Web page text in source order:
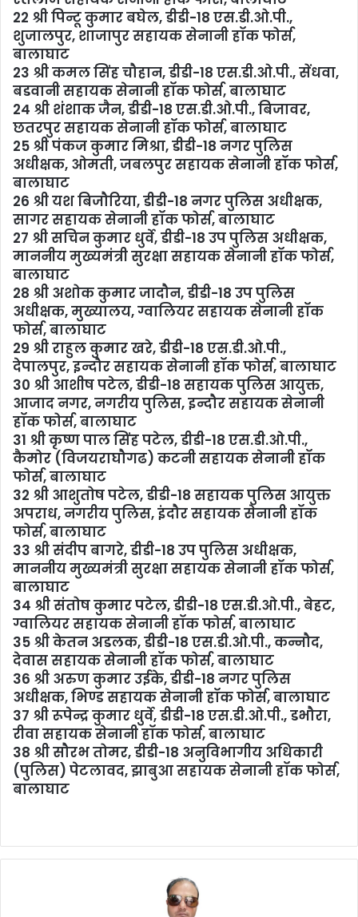
22 श्री पिन्टू कुमार बघेल, डीडी-18 एस.डी.ओ.पी.,
शुजालपुर, शाजापुर सहायक सेनानी हॉक फोर्स,
बालाघाट
23 श्री कमल सिंह चौहान, डीडी-18 एस.डी.ओ.पी., सेंधवा,
बडवानी सहायक सेनानी हॉक फोर्स, बालाघाट
24 श्री शंशाक जैन, डीडी-18 एस.डी.ओ.पी., बिजावर,
छतरपुर सहायक सेनानी हॉक फोर्स, बालाघाट
25 श्री पंकज कुमार मिश्रा, डीडी-18 नगर पुलिस
अधीक्षक, ओमती, जबलपुर सहायक सेनानी हॉक फोर्स,
बालाघाट
26 श्री यश बिजौरिया, डीडी-18 नगर पुलिस अधीक्षक,
सागर सहायक सेनानी हॉक फोर्स, बालाघाट
27 श्री सचिन कुमार धुर्वे, डीडी-18 उप पुलिस अधीक्षक,
माननीय मुख्यमंत्री सुरक्षा सहायक सेनानी हॉक फोर्स,
बालाघाट
28 श्री अशोक कुमार जादौन, डीडी-18 उप पुलिस
अधीक्षक, मुख्यालय, ग्वालियर सहायक सेनानी हॉक
फोर्स, बालाघाट
29 श्री राहुल कुमार खरे, डीडी-18 एस.डी.ओ.पी.,
देपालपुर, इन्दौर सहायक सेनानी हॉक फोर्स, बालाघाट
30 श्री आशीष पटेल, डीडी-18 सहायक पुलिस आयुक्त,
आजाद नगर, नगरीय पुलिस, इन्दौर सहायक सेनानी
हॉक फोर्स, बालाघाट
31 श्री कृष्ण पाल सिंह पटेल, डीडी-18 एस.डी.ओ.पी.,
कैमोर (विजयराघौगढ) कटनी सहायक सेनानी हॉक
फोर्स, बालाघाट
32 श्री आशुतोष पटेल, डीडी-18 सहायक पुलिस आयुक्त
अपराध, नगरीय पुलिस, इंदौर सहायक सेनानी हॉक
फोर्स, बालाघाट
33 श्री संदीप बागरे, डीडी-18 उप पुलिस अधीक्षक,
माननीय मुख्यमंत्री सुरक्षा सहायक सेनानी हॉक फोर्स,
बालाघाट
34 श्री संतोष कुमार पटेल, डीडी-18 एस.डी.ओ.पी., बेहट,
ग्वालियर सहायक सेनानी हॉक फोर्स, बालाघाट
35 श्री केतन अडलक, डीडी-18 एस.डी.ओ.पी., कन्नौद,
देवास सहायक सेनानी हॉक फोर्स, बालाघाट
36 श्री अरुण कुमार उईके, डीडी-18 नगर पुलिस
अधीक्षक, भिण्ड सहायक सेनानी हॉक फोर्स, बालाघाट
37 श्री रूपेन्द्र कुमार धुर्वे, डीडी-18 एस.डी.ओ.पी., डभौरा,
रीवा सहायक सेनानी हॉक फोर्स, बालाघाट
38 श्री सौरभ तोमर, डीडी-18 अनुविभागीय अधिकारी
(पुलिस) पेटलावद, झाबुआ सहायक सेनानी हॉक फोर्स,
बालाघाट